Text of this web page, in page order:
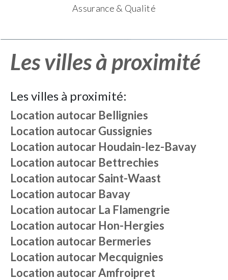
Assurance & Qualité
Les villes à proximité
Les villes à proximité:
Location autocar Bellignies
Location autocarGussignies
Location autocar Houdain-lez-Bavay
Location autocar Bettrechies
Location autocarSaint-Waast
Location autocar Bavay
Location autocar La Flamengrie
Location autocar Hon-Hergies
Location autocar Bermeries
Location autocar Mecquignies
Location autocarAmfroipret